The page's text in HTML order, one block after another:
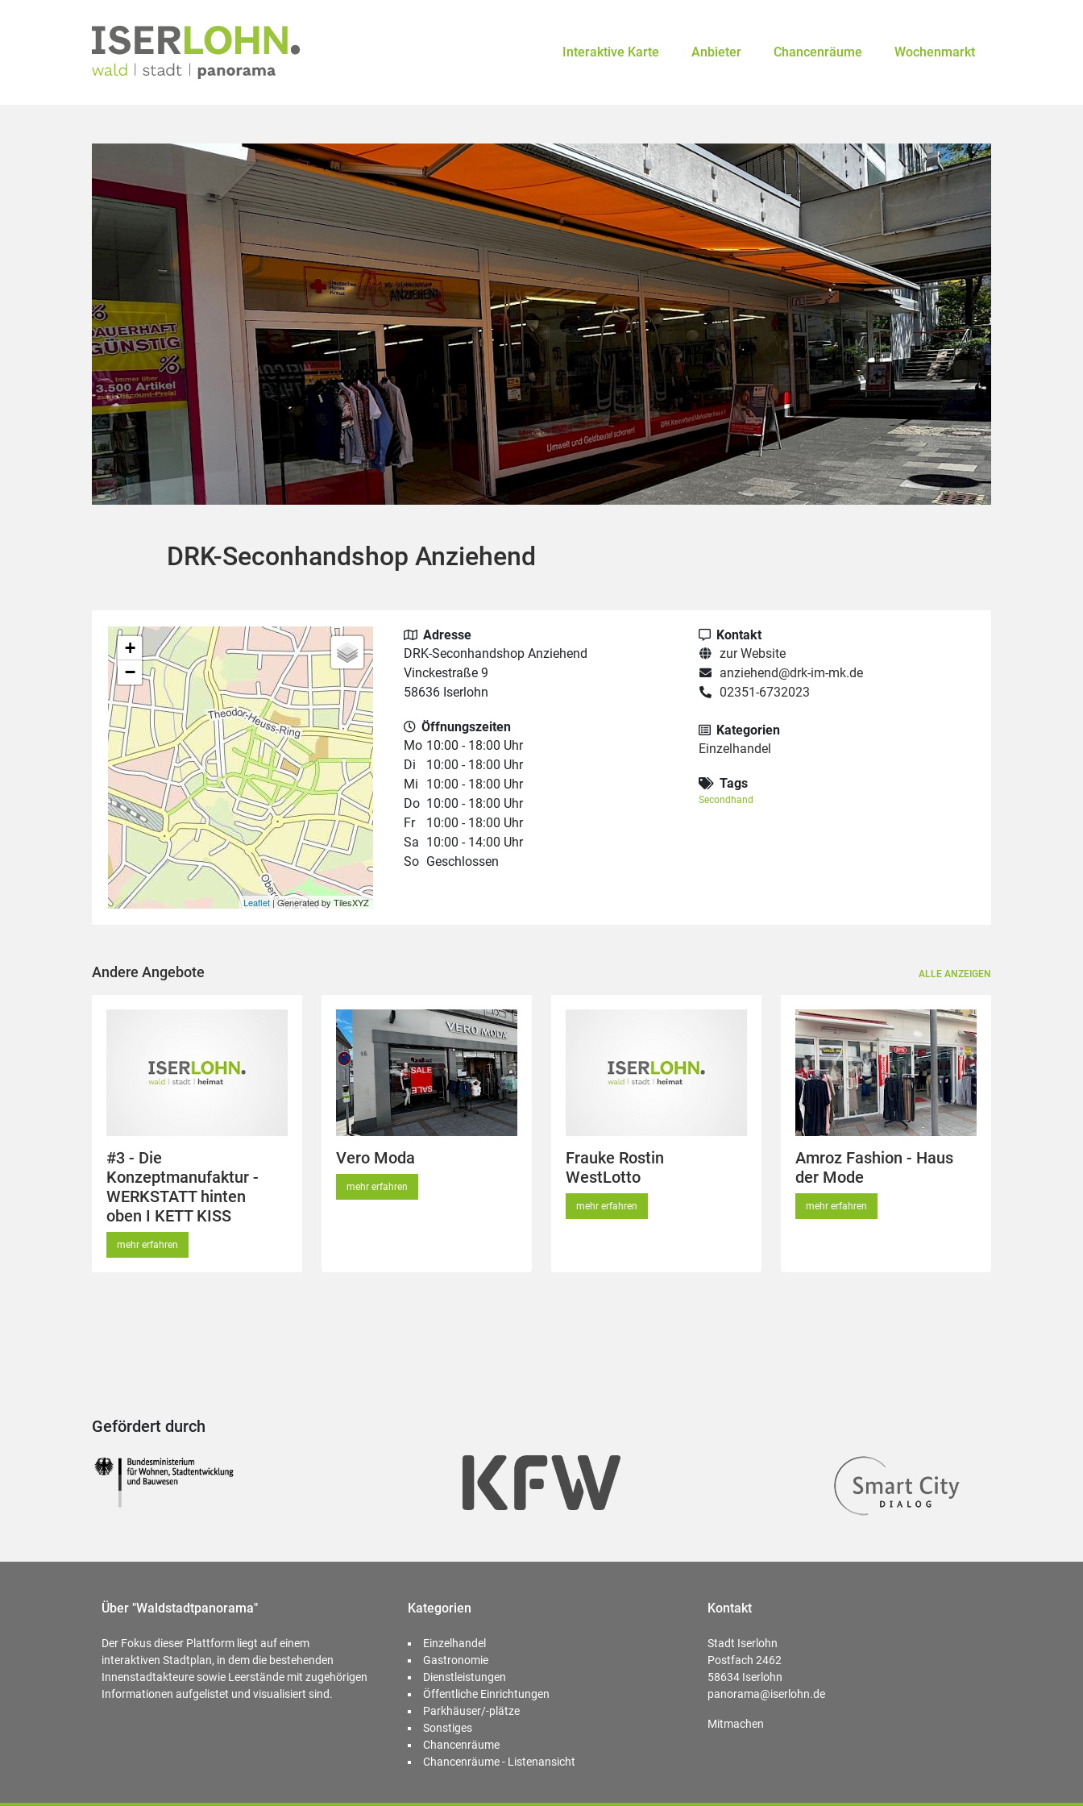
Interaktive Karte Anbieter Chancenräume Wochenmarkt
DRK-Seconhandshop Anziehend
+
−
Leaflet | Generated by TilesXYZ
Adresse
DRK-Seconhandshop Anziehend
Vinckestraße 9
58636 Iserlohn
Öffnungszeiten
Mo 10:00 - 18:00 Uhr
Di
10:00 - 18:00 Uhr
Mi
10:00 - 18:00 Uhr
Do 10:00 - 18:00 Uhr
Fr
10:00 - 18:00 Uhr
Sa 10:00 - 14:00 Uhr
So Geschlossen
Kontakt
zur Website
anziehend@drk-im-mk.de
02351-6732023
Kategorien
Einzelhandel
Tags
Secondhand
Andere Angebote ALLE ANZEIGEN
#3 - Die
Konzeptmanufaktur -
WERKSTATT hinten
oben I KETT KISS
mehr erfahren
Vero Moda
mehr erfahren
Frauke Rostin
WestLotto
mehr erfahren
Amroz Fashion - Haus
der Mode
mehr erfahren
Gefördert durch
Über "Waldstadtpanorama"
Der Fokus dieser Plattform liegt auf einem
interaktiven Stadtplan, in dem die bestehenden
Innenstadtakteure sowie Leerstände mit zugehörigen
Informationen aufgelistet und visualisiert sind.
Kategorien
Einzelhandel
Gastronomie
Dienstleistungen
Öffentliche Einrichtungen
Parkhäuser/-plätze
Sonstiges
Chancenräume
Chancenräume - Listenansicht
Kontakt
Stadt Iserlohn
Postfach 2462
58634 Iserlohn
panorama@iserlohn.de
Mitmachen